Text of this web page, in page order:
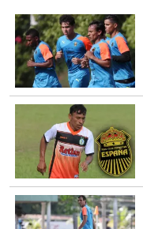
32
seconds